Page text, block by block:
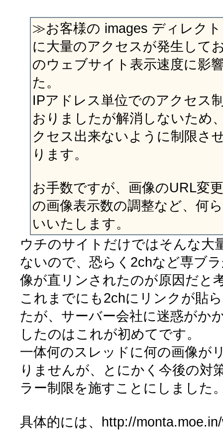
≫お客様の images ディレク
に大量のアクセスが発生して
のウェブサイト表示速度に影
た。
IPアドレス単位でのアクセス
おりましたが解消しないため
クセス出来ないように制限さ
ります。
お手数ですが、画像のURL変
の画像表示数の調整など、何
いいたします。
ウチのサイトだけではそんな大
ないので、恐らく2chなど専ブ
像が直リンされたのが原因だと
これまでにも2chにリンクが貼
たが、サーバー会社に迷惑がか
したのはこれが初めてです。
一体何のスレッドに何の画像が
りませんが、とにかく今後の対
ラー制限を施すことにしました
具体的には、http://